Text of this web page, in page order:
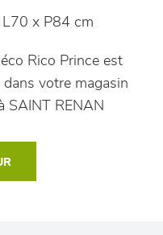
x P84 cm
Rico Prince est
votre magasin
SAINT RENAN